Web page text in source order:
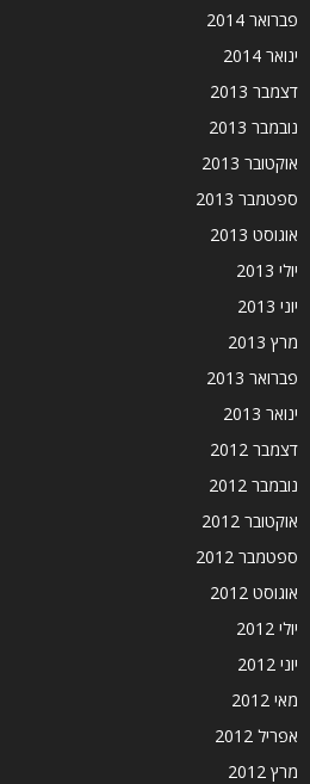
פברואר 2014
ינואר 2014
דצמבר 2013
נובמבר 2013
אוקטובר 2013
ספטמבר 2013
אוגוסט 2013
יולי 2013
יוני 2013
מרץ 2013
פברואר 2013
ינואר 2013
דצמבר 2012
נובמבר 2012
אוקטובר 2012
ספטמבר 2012
אוגוסט 2012
יולי 2012
יוני 2012
מאי 2012
אפריל 2012
מרץ 2012